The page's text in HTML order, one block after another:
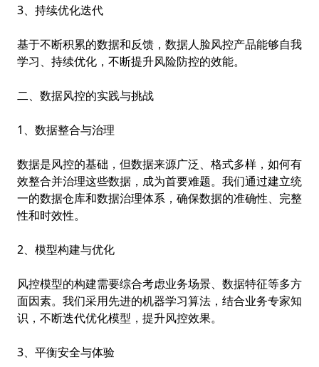
3、持续优化迭代
基于不断积累的数据和反馈，数据人脸风控产品能够自我
学习、持续优化，不断提升风险防控的效能。
二、数据风控的实践与挑战
1、数据整合与治理
数据是风控的基础，但数据来源广泛、格式多样，如何有
效整合并治理这些数据，成为首要难题。我们通过建立统
一的数据仓库和数据治理体系，确保数据的准确性、完整
性和时效性。
2、模型构建与优化
风控模型的构建需要综合考虑业务场景、数据特征等多方
面因素。我们采用先进的机器学习算法，结合业务专家知
识，不断迭代优化模型，提升风控效果。
3、平衡安全与体验